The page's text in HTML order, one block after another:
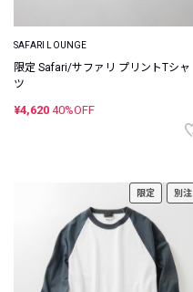
SAFARI LOUNGE
限定 Safari/サファリ プリントTシャ
ツ
¥4,620 40%OFF
限定 別注